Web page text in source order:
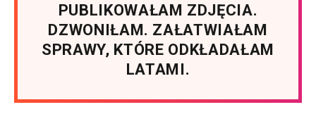
PUBLIKOWAŁAM ZDJĘCIA.
DZWONIŁAM. ZAŁATWIAŁAM
SPRAWY, KTÓRE ODKŁADAŁAM
LATAMI.